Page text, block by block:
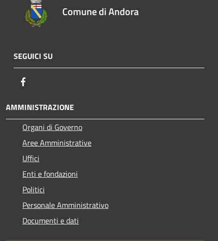
Comune di Andora
SEGUICI SU
AMMINISTRAZIONE
Organi di Governo
Aree Amministrative
Uffici
Enti e fondazioni
Politici
Personale Amministrativo
Documenti e dati